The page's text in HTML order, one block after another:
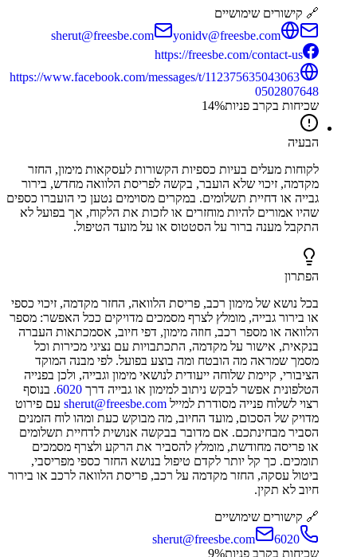
🔗 קישורים שימושיים
sherut@freesbe.com
yonidv@freesbe.com
https://freesbe.com/contact-us
https://www.facebook.com/messages/t/112375635043063
0502807648
שכיחות בקרב פניות
14%
הבעיה
לקוחות מעלים בעיות כספיות הקשורות לעסקאות מימון, החזר
מקדמה, זיכוי שלא הועבר, בקשה לפריסת הלוואה מחדש, בירור
גבייה או דחיית תשלומים. במקרים מסוימים נטען כי הועברו כספים
שהיו אמורים להיות מוחזרים או לזכות את הלקוח, אך בפועל לא
התקבל מענה ברור על הסטטוס או על מועד הטיפול.
הפתרון
בכל נושא של מימון רכב, פריסת הלוואה, החזר מקדמה, זיכוי כספי
או בירור גבייה, מומלץ לצרף מסמכים מדויקים ככל האפשר: מספר
הלוואה או מספר רכב, חוזה מימון, דפי חיוב, אסמכתאות העברה
בנקאית, אישור על מקדמה, התכתבויות עם נציגי מכירות וכל
מסמך שמראה מה הובטח ומה בוצע בפועל. לפי מבנה המוקד
הציבורי, קיימת שלוחה ייעודית לנושאי מימון וגבייה, ולכן בפנייה
הטלפונית אפשר לבקש ניתוב למימון או גבייה דרך 6020. בנוסף
רצוי לשלוח פנייה מסודרת למייל sherut@freesbe.com עם פירוט
מדויק של הסכום, מועד החיוב, מה מבוקש כעת ומהו לוח הזמנים
הסביר מבחינתכם. אם מדובר בבקשה אנושית לדחיית תשלומים
או פריסה מחודשת, מומלץ להסביר את הרקע ולצרף מסמכים
תומכים. כך קל יותר לקדם טיפול בנושא החזר כספי מפריסבי,
ביטול עסקה, החזר מקדמה על רכב, פריסת הלוואה לרכב או בירור
חיוב לא תקין.
🔗 קישורים שימושיים
6020
sherut@freesbe.com
שכיחות בקרב פניות
9%